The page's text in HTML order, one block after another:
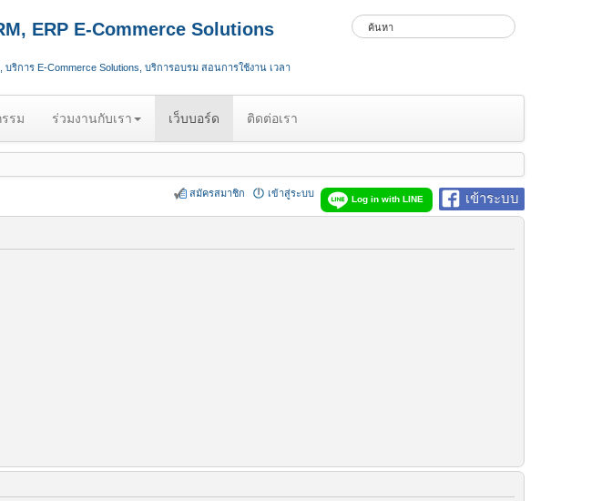
ERP E-Commerce Solutions
การ E-Commerce Solutions, บริการอบรม สอนการใช้งาน เวลา
รม ร่วมงานกับเรา เว็บบอร์ด ติดต่อเรา
เข้าระบบ
Log in with LINE
เข้าสู่ระบบ
สมัครสมาชิก